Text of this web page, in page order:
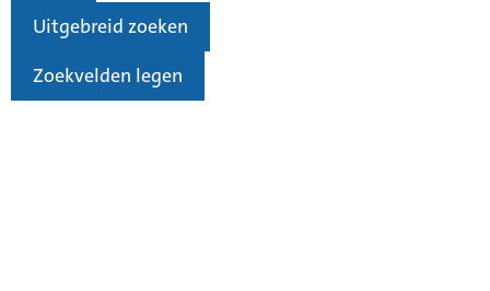
Uitgebreid zoeken
Zoekvelden legen